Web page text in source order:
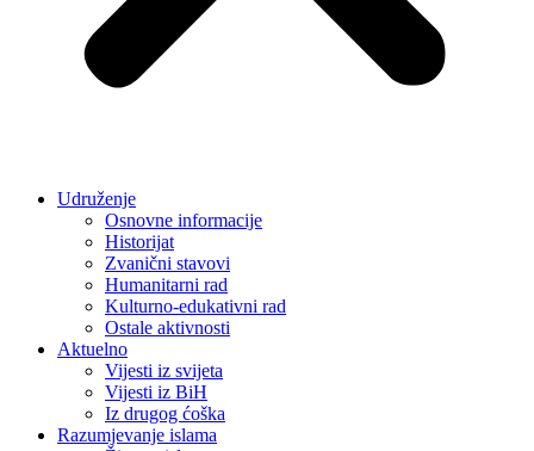
Udruženje
Osnovne informacije
Historijat
Zvanični stavovi
Humanitarni rad
Kulturno-edukativni rad
Ostale aktivnosti
Aktuelno
Vijesti iz svijeta
Vijesti iz BiH
Iz drugog ćoška
Razumjevanje islama